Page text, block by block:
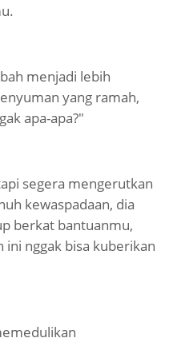
menjadi lebih
yang ramah,
apa-apa?"
segera mengerutkan
kewaspadaan, dia
berkat bantuanmu,
nggak bisa kuberikan